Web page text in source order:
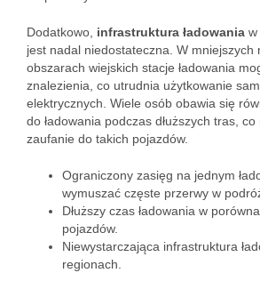
Dodatkowo, infrastruktura ładowania w
jest nadal niedostateczna. W mniejszych
obszarach wiejskich stacje ładowania
znalezienia, co utrudnia użytkowanie
elektrycznych. Wiele osób obawia się
do ładowania podczas dłuższych tras,
zaufanie do takich pojazdów.
Ograniczony zasięg na jednym
wymuszać częste przerwy w
Dłuższy czas ładowania w
pojazdów.
Niewystarczająca infrastruktura
regionach.